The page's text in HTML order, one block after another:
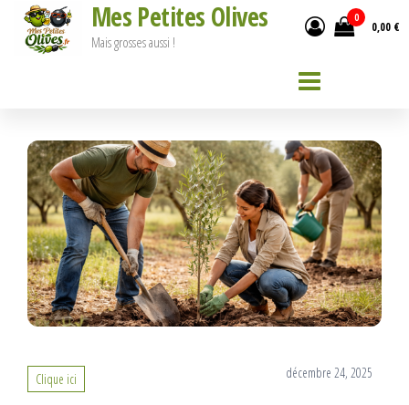
Passer
Mes Petites Olives
Mais grosses aussi !
0
0,00 €
Clique ici décembre 24, 2025